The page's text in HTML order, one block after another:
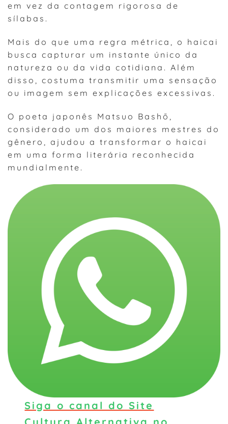
em vez da contagem rigorosa de
sílabas.
Mais do que uma regra métrica, o haicai
busca capturar um instante único da
natureza ou da vida cotidiana. Além
disso, costuma transmitir uma sensação
ou imagem sem explicações excessivas.
O poeta japonês Matsuo Bashō,
considerado um dos maiores mestres do
gênero, ajudou a transformar o haicai
em uma forma literária reconhecida
mundialmente.
Siga o canal do Site